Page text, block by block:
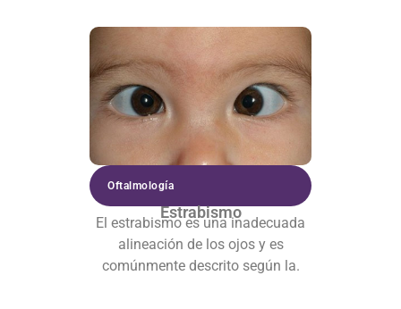
Oftalmología
Estrabismo
El estrabismo es una inadecuada
alineación de los ojos y es
comúnmente descrito según la.